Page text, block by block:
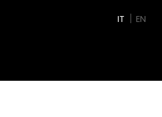
IT EN